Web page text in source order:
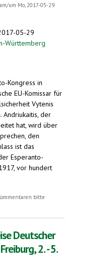
am/um Mo, 2017-05-29
05-29
Württemberg
Kongress in
EU-Komissar für
Vytenis
Andriukaitis, der
hat, wird über
den
ist das
Esperanto-
vor hundert
94. Deutschenbitte
Deutscher
2. - 5.